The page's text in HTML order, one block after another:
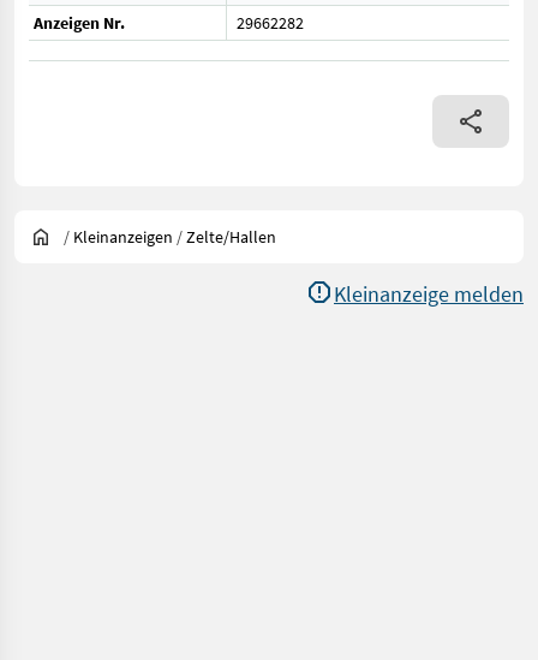
Anzeigen Nr.
29662282
/ Kleinanzeigen /Zelte/Hallen
Kleinanzeige melden